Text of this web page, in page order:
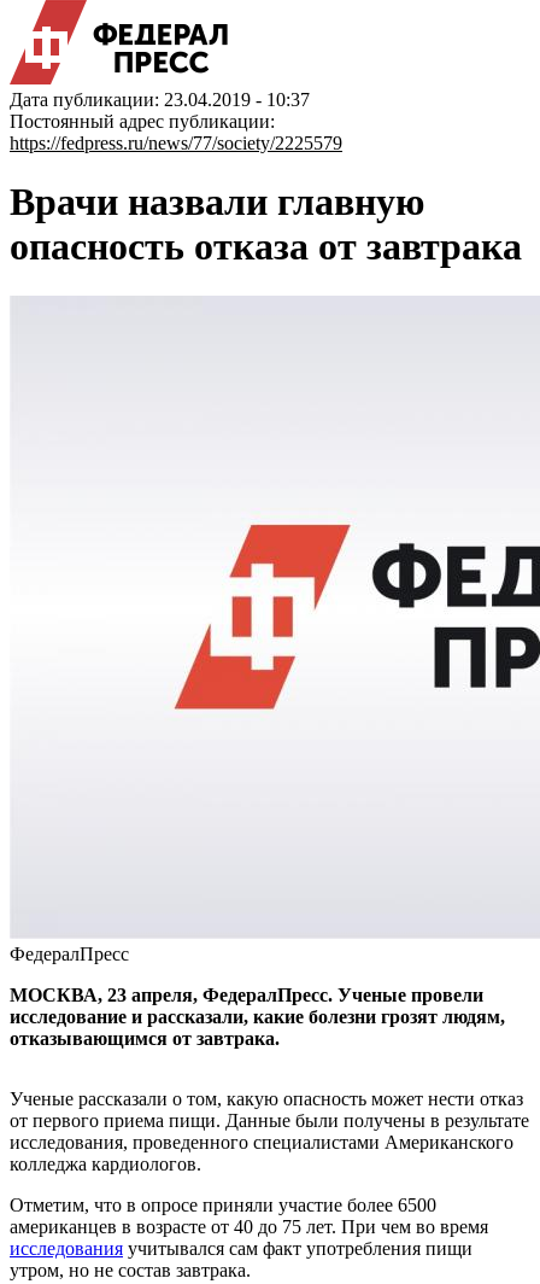
Дата публикации: 23.04.2019 - 10:37
Постоянный адрес публикации:
https://fedpress.ru/news/77/society/2225579
Врачи назвали главную
опасность отказа от завтрака
ФедералПресс
МОСКВА, 23 апреля, ФедералПресс. Ученые провели
исследование и рассказали, какие болезни грозят людям,
отказывающимся от завтрака.
Ученые рассказали о том, какую опасность может нести отказ
от первого приема пищи. Данные были получены в результате
исследования, проведенного специалистами Американского
колледжа кардиологов.
Отметим, что в опросе приняли участие более 6500
американцев в возрасте от 40 до 75 лет. При чем во время
исследования учитывался сам факт употребления пищи
утром, но не состав завтрака.